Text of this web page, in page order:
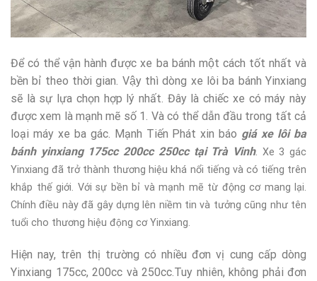
Để có thể vận hành được xe ba bánh một cách tốt nhất và
bền bỉ theo thời gian. Vậy thì dòng xe lôi ba bánh Yinxiang
sẽ là sự lựa chọn hợp lý nhất. Đây là chiếc xe có máy này
được xem là mạnh mẽ số 1. Và có thể dẫn đầu trong tất cả
loại máy xe ba gác. Mạnh Tiến Phát xin báo giá xe lôi ba
bánh yinxiang 175cc 200cc 250cc tại Trà Vinh. Xe 3 gác
Yinxiang đã trở thành thương hiệu khá nổi tiếng và có tiếng trên
khắp thế giới. Với sự bền bỉ và mạnh mẽ từ động cơ mang lại.
Chính điều này đã gây dựng lên niềm tin và tưởng cũng như tên
tuổi cho thương hiệu động cơ Yinxiang.
Hiện nay, trên thị trường có nhiều đơn vị cung cấp dòng
Yinxiang 175cc, 200cc và 250cc.Tuy nhiên, không phải đơn